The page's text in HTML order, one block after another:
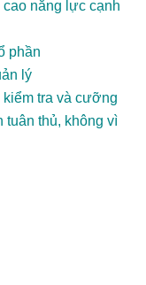
năng lực cạnh
phần
lý
kiểm tra và cưỡng
tuân thủ, không vì